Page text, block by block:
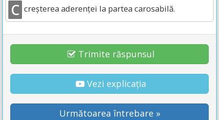
C creşterea aderenţei la partea carosabilă.
Trimite răspunsul
Vezi explicația
Următoarea întrebare »